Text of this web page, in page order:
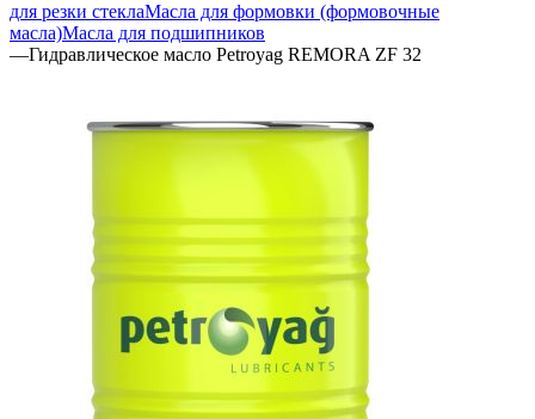
для резки стеклаМасла для формовки (формовочные
масла)Масла для подшипников
—Гидравлическое масло Petroyag REMORA ZF 32